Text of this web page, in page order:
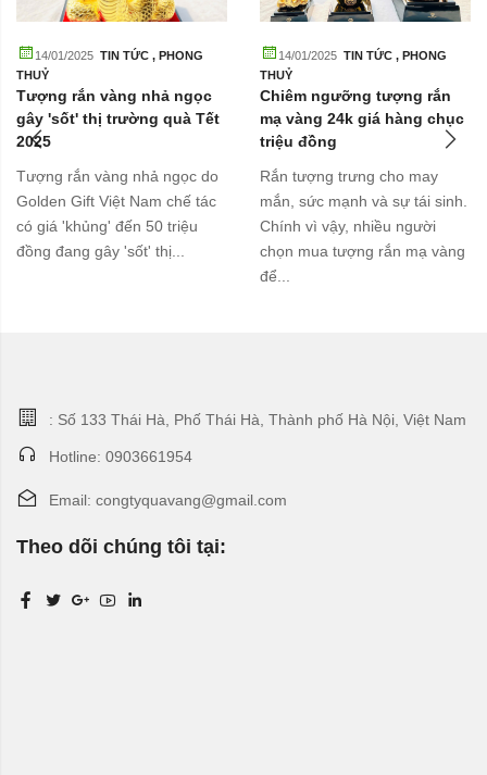
14/01/2025 TIN TỨC , PHONG
THUỶ
Tượng rắn vàng nhả ngọc
gây 'sốt' thị trường quà Tết
2025
Tượng rắn vàng nhả ngọc do
Golden Gift Việt Nam chế tác
có giá 'khủng' đến 50 triệu
đồng đang gây 'sốt' thị...
14/01/2025 TIN TỨC , PHONG
THUỶ
Chiêm ngưỡng tượng rắn
mạ vàng 24k giá hàng chục
triệu đồng
Rắn tượng trưng cho may
mắn, sức mạnh và sự tái sinh.
Chính vì vậy, nhiều người
chọn mua tượng rắn mạ vàng
để...
: Số 133 Thái Hà, Phố Thái Hà, Thành phố Hà Nội, Việt Nam
Hotline: 0903661954
Email: congtyquavang@gmail.com
Theo dõi chúng tôi tại: